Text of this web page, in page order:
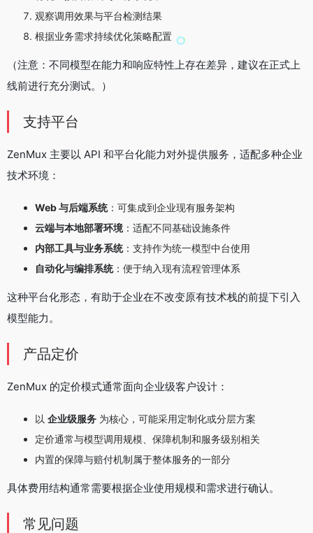
观察调用效果与平台检测结果
根据业务需求持续优化策略配置
（注意：不同模型在能力和响应特性上存在差异，建议在正式上
线前进行充分测试。）
支持平台
ZenMux 主要以 API 和平台化能力对外提供服务，适配多种企业
技术环境：
Web 与后端系统：可集成到企业现有服务架构
云端与本地部署环境：适配不同基础设施条件
内部工具与业务系统：支持作为统一模型中台使用
自动化与编排系统：便于纳入现有流程管理体系
这种平台化形态，有助于企业在不改变原有技术栈的前提下引入
模型能力。
产品定价
ZenMux 的定价模式通常面向企业级客户设计：
以 企业级服务 为核心，可能采用定制化或分层方案
定价通常与模型调用规模、保障机制和服务级别相关
内置的保障与赔付机制属于整体服务的一部分
具体费用结构通常需要根据企业使用规模和需求进行确认。
常见问题